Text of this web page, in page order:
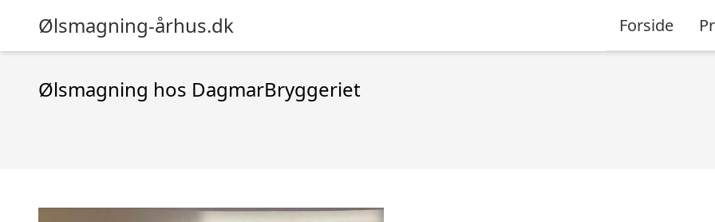
Ølsmagning-århus.dk Forside
Ølsmagning hos DagmarBryggeriet